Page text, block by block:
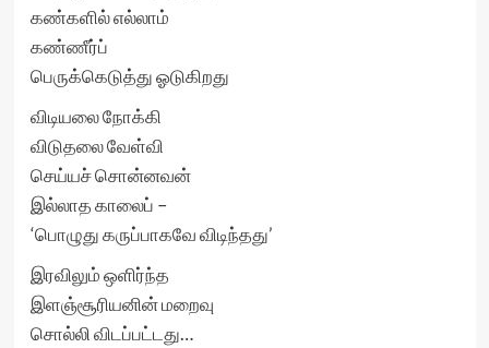
கண்களில் எல்லாம்
கண்ணீர்ப்
பெருக்கெடுத்து ஓடுகிறது
விடியலை நோக்கி
விடுதலை வேள்வி
செய்யச் சொன்னவன்
இல்லாத காலைப் –
‘பொழுது கருப்பாகவே விடிந்தது’
இரவிலும் ஒளிர்ந்த
இளஞ்சூரியனின் மறைவு
சொல்லி விடப்பட்டது…